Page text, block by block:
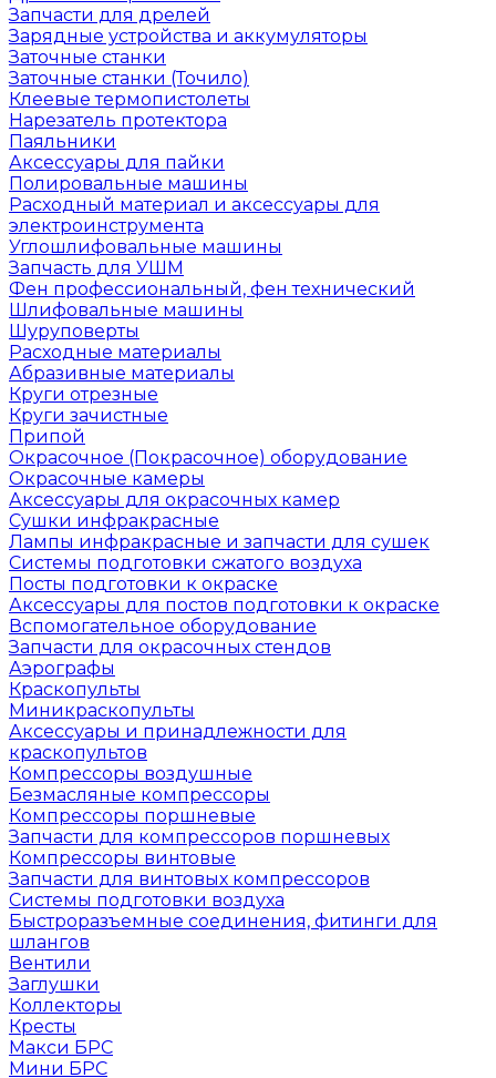
Запчасти для дрелей
Зарядные устройства и аккумуляторы
Заточные станки
Заточные станки (Точило)
Клеевые термопистолеты
Нарезатель протектора
Паяльники
Аксессуары для пайки
Полировальные машины
Расходный материал и аксессуары для
электроинструмента
Углошлифовальные машины
Запчасть для УШМ
Фен профессиональный, фен технический
Шлифовальные машины
Шуруповерты
Расходные материалы
Абразивные материалы
Круги отрезные
Круги зачистные
Припой
Окрасочное (Покрасочное) оборудование
Окрасочные камеры
Аксессуары для окрасочных камер
Сушки инфракрасные
Лампы инфракрасные и запчасти для сушек
Системы подготовки сжатого воздуха
Посты подготовки к окраске
Аксессуары для постов подготовки к окраске
Вспомогательное оборудование
Запчасти для окрасочных стендов
Аэрографы
Краскопульты
Миникраскопульты
Аксессуары и принадлежности для
краскопультов
Компрессоры воздушные
Безмасляные компрессоры
Компрессоры поршневые
Запчасти для компрессоров поршневых
Компрессоры винтовые
Запчасти для винтовых компрессоров
Системы подготовки воздуха
Быстроразъемные соединения, фитинги для
шлангов
Вентили
Заглушки
Коллекторы
Кресты
Макси БРС
Мини БРС